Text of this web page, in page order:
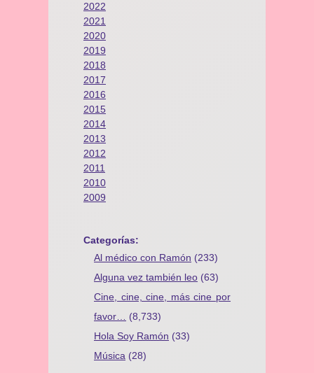
2022
2021
2020
2019
2018
2017
2016
2015
2014
2013
2012
2011
2010
2009
Categorías:
Al médico con Ramón (233)
Alguna vez también leo (63)
Cine, cine, cine, más cine por
favor…
(8,733)
Hola Soy Ramón (33)
Música (28)